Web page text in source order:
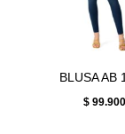
BLUSA AB
$99.900